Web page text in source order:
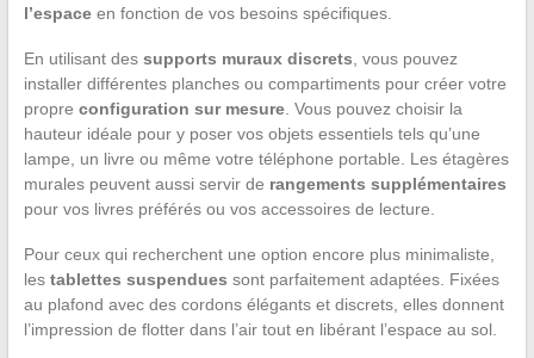
l’espaceen fonction de vos besoins spécifiques.
En utilisant des supports muraux discrets , vous pouvez
installer différentes planches ou compartiments pour créer votre
propre configuration sur mesure. Vous pouvez choisir la
hauteur idéale pour y poser vos objets essentiels tels qu’une
lampe, un livre ou même votre téléphone portable. Les étagères
murales peuvent aussi servir de rangements supplémentaires
pour vos livres préférés ou vos accessoires de lecture.
Pour ceux qui recherchent une option encore plus minimaliste,
les tablettes suspendues sont parfaitement adaptées. Fixées
au plafond avec des cordons élégants et discrets, elles donnent
l’impression de flotter dans l’air tout en libérant l’espace au sol.